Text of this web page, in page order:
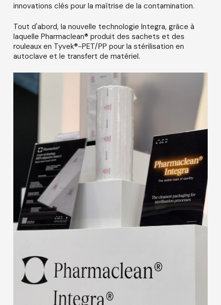
innovations clés pour la maîtrise de la contamination.
Tout d'abord, la nouvelle technologie Integra, grâce à
laquelle Pharmaclean® produit des sachets et des
rouleaux en Tyvek®-PET/PP pour la stérilisation en
autoclave et le transfert de matériel.